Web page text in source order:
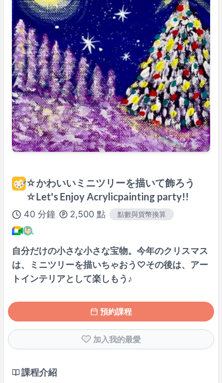
☆かわいいミニツリーを描いて飾ろう
☆Let's Enjoy Acrylicpainting party!!
40 分鐘 2,500點 點數與貨幣換算
自分だけの小さな小さな宝物。今年のクリスマス
は、ミニツリーを描いちゃおう♡その後は、アー
トインテリアとして楽しもう♪
預約課程
加入我的最愛
課程介紹
週五
08:30
14:00
週六
08:30 –
16:00
週日
08:30 – 16:00
可能有其他時段，請於預約時確認。
※ 以上為Asia/Tokyo時間。
講師檔案
100%課程滿意保證
查看詳情→